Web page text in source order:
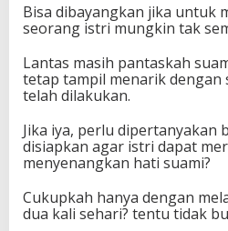
h
H
j
a
Bisa dibayangkan jika untuk
seorang istri mungkin tak
Lantas masih pantaskah
tetap tampil menarik dengan
telah dilakukan.
Jika iya, perlu dipertanyakan
disiapkan agar istri dapat
menyenangkan hati suami?
Cukupkah hanya dengan
dua kali sehari? tentu tidak